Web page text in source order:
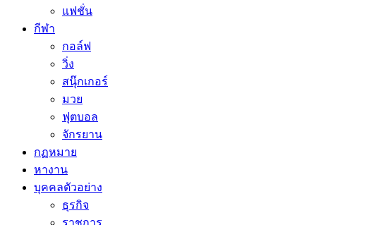
แฟชั่น
กีฬา
กอล์ฟ
วิ่ง
สนุ๊กเกอร์
มวย
ฟุตบอล
จักรยาน
กฏหมาย
หางาน
บุคคลตัวอย่าง
ธุรกิจ
ราชการ